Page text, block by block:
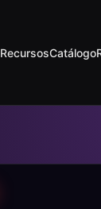
RecursosCatálogo